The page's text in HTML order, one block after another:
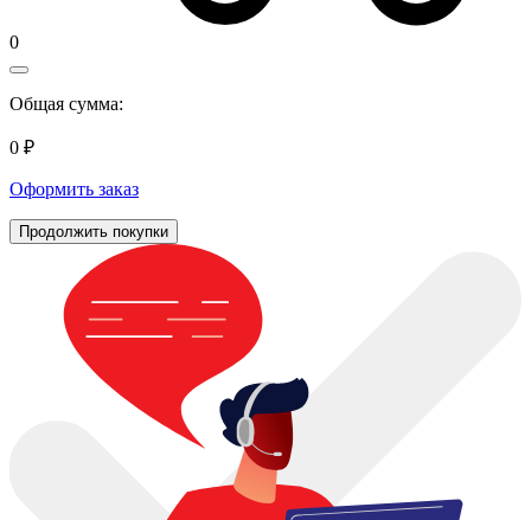
0
Общая сумма:
0 ₽
Оформить заказ
Продолжить покупки